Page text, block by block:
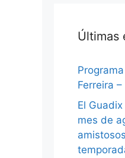
Últimas
Ferreira
El
mes de